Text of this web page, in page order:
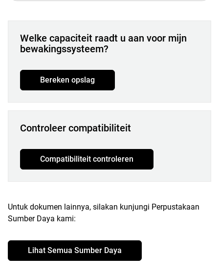
Welke capaciteit raadt u aan voor mijn
bewakingssysteem?
Bereken opslag
Controleer compatibiliteit
Compatibiliteit controleren
Untuk dokumen lainnya, silakan kunjungi Perpustakaan
Sumber Daya kami:
Lihat Semua Sumber Daya